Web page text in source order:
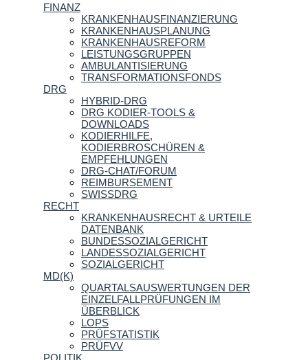
FINANZ
KRANKENHAUSFINANZIERUNG
KRANKENHAUSPLANUNG
KRANKENHAUSREFORM
LEISTUNGSGRUPPEN
AMBULANTISIERUNG
TRANSFORMATIONSFONDS
DRG
HYBRID-DRG
DRG KODIER-TOOLS &
DOWNLOADS
KODIERHILFE,
KODIERBROSCHÜREN &
EMPFEHLUNGEN
DRG-CHAT/FORUM
REIMBURSEMENT
SWISSDRG
RECHT
KRANKENHAUSRECHT & URTEILE
DATENBANK
BUNDESSOZIALGERICHT
LANDESSOZIALGERICHT
SOZIALGERICHT
MD(K)
QUARTALSAUSWERTUNGEN DER
EINZELFALLPRÜFUNGEN IM
ÜBERBLICK
LOPS
PRÜFSTATISTIK
PRÜFVV
POLITIK